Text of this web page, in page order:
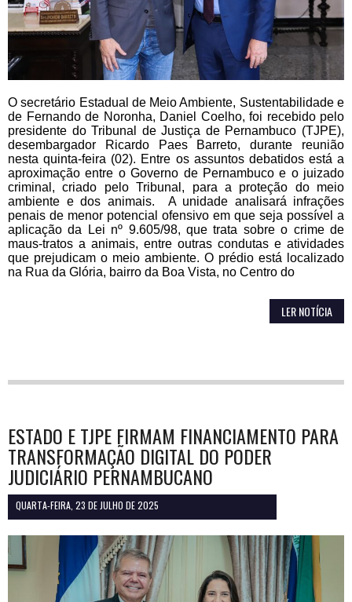
O secretário Estadual de Meio Ambiente, Sustentabilidade e
de Fernando de Noronha, Daniel Coelho, foi recebido pelo
presidente do Tribunal de Justiça de Pernambuco (TJPE),
desembargador Ricardo Paes Barreto, durante reunião
nesta quinta-feira (02). Entre os assuntos debatidos está a
aproximação entre o Governo de Pernambuco e o juizado
criminal, criado pelo Tribunal, para a proteção do meio
ambiente e dos animais. A unidade analisará infrações
penais de menor potencial ofensivo em que seja possível a
aplicação da Lei nº 9.605/98, que trata sobre o crime de
maus-tratos a animais, entre outras condutas e atividades
que prejudicam o meio ambiente. O prédio está localizado
na Rua da Glória, bairro da Boa Vista, no Centro do
LER NOTÍCIA
ESTADO E TJPE FIRMAM FINANCIAMENTO PARA
TRANSFORMAÇÃO DIGITAL DO PODER
JUDICIÁRIO PERNAMBUCANO
QUARTA-FEIRA, 23 DE JULHO DE 2025